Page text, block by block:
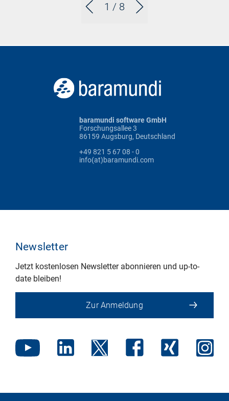
1 / 8
baramundi software GmbH
Forschungsallee 3
86159 Augsburg, Deutschland
+49 821 5 67 08 - 0
info(at)baramundi.com
Newsletter
Jetzt kostenlosen Newsletter abonnieren und up-to-
date bleiben!
Zur Anmeldung